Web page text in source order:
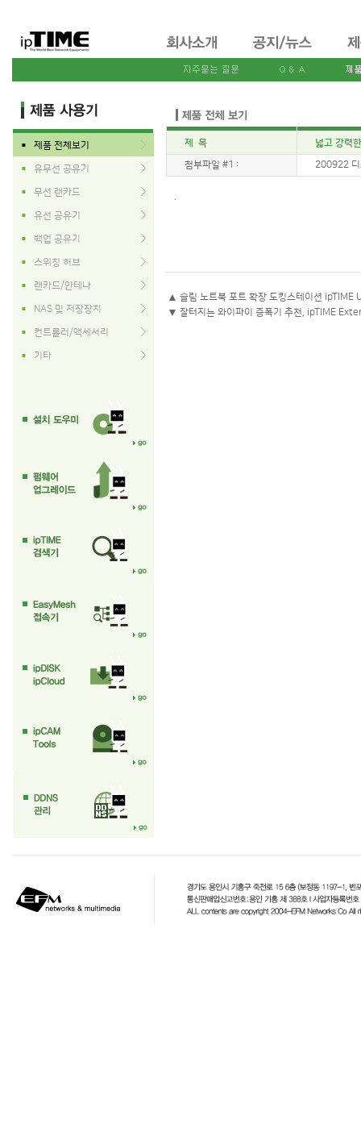
■ 제품 전체보기
■ 유무선 공유기
■ 무선 랜카드
■ 유선 공유기
■ 백업 공유기
■ 스위칭 허브
■ 랜카드/안테나
■ NAS 및 저장장치
■ 컨트롤러/액세서리
■ 기타
제 목 넓고 강력
첨부파일 #1 : 200922
.
▲ 슬림 노트북 포트 확장 도킹스테이션
▼ 잘터지는 와이파이 증폭기 추천, ipTIME